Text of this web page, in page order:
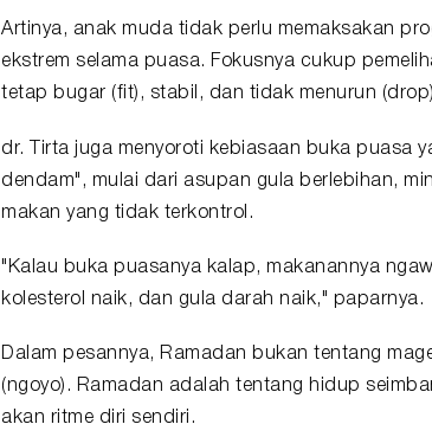
Artinya, anak muda tidak perlu memaksakan
ekstrem selama puasa. Fokusnya cukup
tetap bugar (fit), stabil, dan tidak menurun
dr. Tirta juga menyoroti kebiasaan buka puasa
dendam", mulai dari asupan gula berlebihan,
makan yang tidak terkontrol.
"Kalau buka puasanya kalap, makanannya
kolesterol naik, dan gula darah naik," paparnya.
Dalam pesannya, Ramadan bukan tentang
(ngoyo). Ramadan adalah tentang hidup
akan ritme diri sendiri.